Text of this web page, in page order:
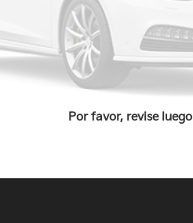
Por favor, revise luego